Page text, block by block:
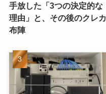
手放した「3つの決定的な
理由」と、その後のクレカ
布陣